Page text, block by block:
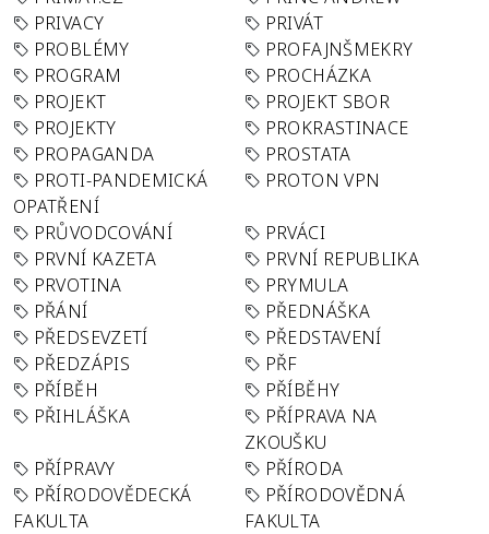
PRIVACY
PRIVÁT
PROBLÉMY
PROFAJNŠMEKRY
PROGRAM
PROCHÁZKA
PROJEKT
PROJEKT SBOR
PROJEKTY
PROKRASTINACE
PROPAGANDA
PROSTATA
PROTI-PANDEMICKÁ
OPATŘENÍ
PROTON VPN
PRŮVODCOVÁNÍ
PRVÁCI
PRVNÍ KAZETA
PRVNÍ REPUBLIKA
PRVOTINA
PRYMULA
PŘÁNÍ
PŘEDNÁŠKA
PŘEDSEVZETÍ
PŘEDSTAVENÍ
PŘEDZÁPIS
PŘF
PŘÍBĚH
PŘÍBĚHY
PŘIHLÁŠKA
PŘÍPRAVA NA
ZKOUŠKU
PŘÍPRAVY
PŘÍRODA
PŘÍRODOVĚDECKÁ
FAKULTA
PŘÍRODOVĚDNÁ
FAKULTA